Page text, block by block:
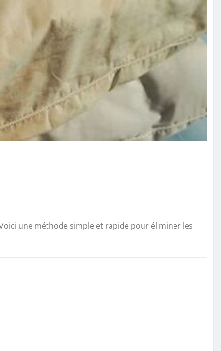
une méthode simple et rapide pour éliminer les